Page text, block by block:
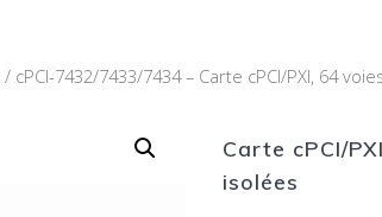
/ cPCI-7432/7433/7434 – Carte cPCI/PXI, 64
Carte cPCI/
isolées